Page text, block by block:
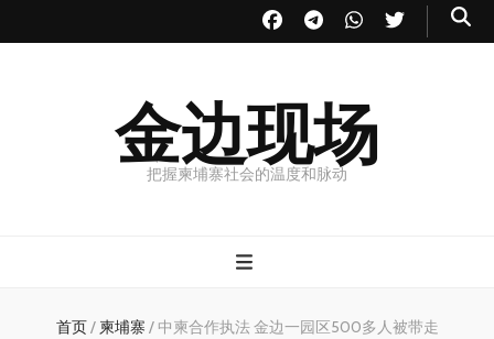
金边现场
把握柬埔寨社会的温度和脉动
首页/ 柬埔寨 / 中柬合作执法 金边一园区500多人被带走